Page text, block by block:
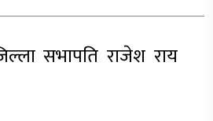
सभापति राजेश राय